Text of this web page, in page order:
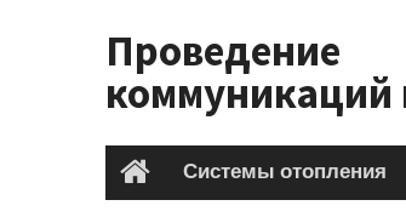
Проведение
коммуникаций
HomeСистемы отопления